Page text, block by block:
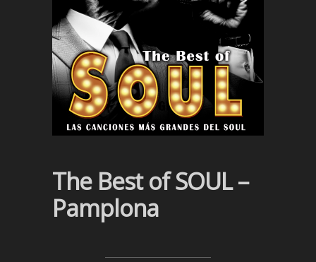
The Best of SOUL –
Pamplona